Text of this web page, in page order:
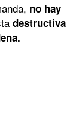
no hay
destructiva